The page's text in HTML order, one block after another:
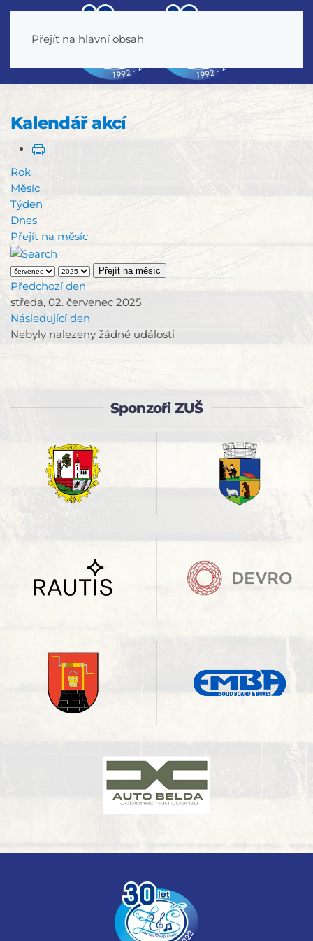
Přejít na hlavní obsah
Kalendář akcí
Rok
Měsíc
Týden
Dnes
Přejít na měsíc
Přejít na měsíc
Předchozí den
středa, 02. červenec 2025
Následující den
Nebyly nalezeny žádné události
Sponzoři ZUŠ